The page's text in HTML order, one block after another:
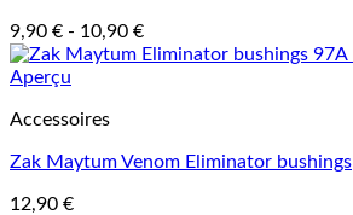
9,90 € - 10,90 €
Aperçu
Accessoires
Zak Maytum Venom Eliminator bushings
12,90 €